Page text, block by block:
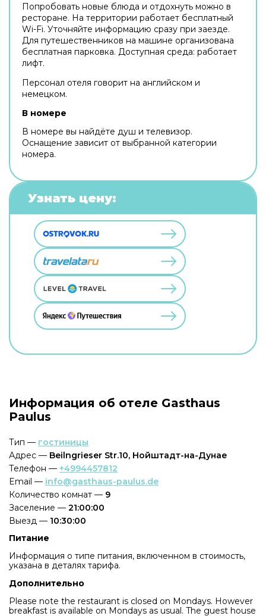
Попробовать новые блюда и отдохнуть можно в
ресторане. На территории работает бесплатный
Wi-Fi. Уточняйте информацию сразу при заезде.
Для путешественников на машине организована
бесплатная парковка. Доступная среда: работает
лифт.
Персонал отеля говорит на английском и
немецком.
В номере
В номере вы найдёте душ и телевизор.
Оснащение зависит от выбранной категории
номера.
Узнать цену:
Информация об отеле Gasthaus
Paulus
Тип — гостиницы
Адрес — Beilngrieser Str.10, Нойштадт-на-Дунае
Телефон — +4994457812
Email — info@gasthaus-paulus.de
Количество комнат — 9
Заселение — 21:00:00
Выезд — 10:30:00
Питание
Информация о типе питания, включенном в стоимость,
указана в деталях тарифа.
Дополнительно
Please note the restaurant is closed on Mondays. However
breakfast is available on Mondays as usual. The guest house